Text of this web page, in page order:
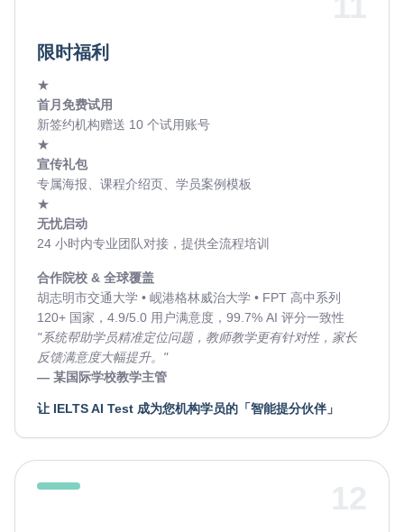
限时福利
★
首月免费试用
新签约机构赠送 10 个试用账号
★
宣传礼包
专属海报、课程介绍页、学员案例模板
★
无忧启动
24 小时内专业团队对接，提供全流程培训
合作院校 & 全球覆盖
胡志明市交通大学 • 岘港格林威治大学 • FPT 高中系列
120+ 国家，4.9/5.0 用户满意度，99.7% AI 评分一致性
"系统帮助学员精准定位问题，教师教学更有针对性，家长
反馈满意度大幅提升。"
— 某国际学校教学主管
让 IELTS AI Test 成为您机构学员的 「智能提分伙伴」